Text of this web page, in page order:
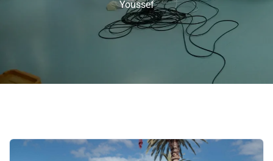
Youssef